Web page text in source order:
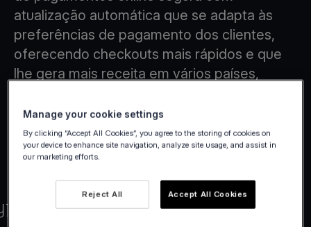
atualização automática que se adapta às
preferências de pagamento dos clientes,
oferecendo checkouts mais rápidos e que
lhe gera mais receita em vários países,
Manage your cookie settings
By clicking “Accept All Cookies”, you agree to the storing of cookies on
your device to enhance site navigation, analyze site usage, and assist in
our marketing efforts.
Reject All Accept All Cookies